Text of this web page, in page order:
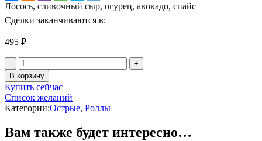
Лосось, сливочный сыр, огурец, авокадо, спайc
Сделки заканчиваются в:
495 ₽
Количество
товара
Динамит
В корзину
Купить сейчас
Список желаний
Категории:Острые, Роллы
Вам также будет интересно…